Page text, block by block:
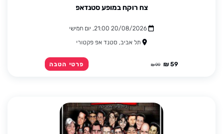
צח רוקח במופע סטנדאפ
20/08/2026 21:00, יום חמישי
תל אביב, סטנד אפ פקטורי
59 ₪
99 ₪ פרטי הטבה